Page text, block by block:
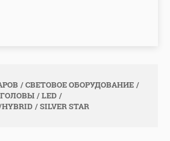
СВЕТОВОЕ ОБОРУДОВАНИЕ
LED
HYBRID
SILVER STAR